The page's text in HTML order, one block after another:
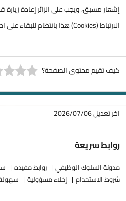
إشعار مسبق، ويجب على الزائر إعادة
الارتباط (Cookies) هذا بانتظام للبقاء على اطلاع بشأن أي مستجدات.
كيف تقيم محتوى الصفحة؟
اخر تعديل2026/07/06
روابط سريعة
مدونة السلوك الوظيفي روابط مفيده
شروط الاستخدام
إخلاء مسؤولية